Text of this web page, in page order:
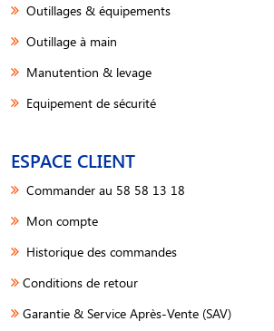
Outillages & équipements
Outillage à main
Manutention & levage
Equipement de sécurité
ESPACE CLIENT
Commander au 58 58 13 18
Mon compte
Historique des commandes
Conditions de retour
Garantie & Service Après-Vente (SAV)